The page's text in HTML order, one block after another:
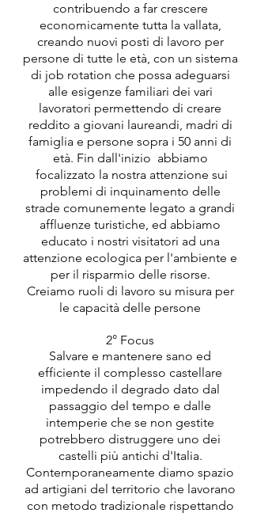
contribuendo a far crescere
economicamente tutta la vallata,
creando nuovi posti di lavoro per
persone di tutte le età, con un sistema
di job rotation che possa adeguarsi
alle esigenze familiari dei vari
lavoratori permettendo di creare
reddito a giovani laureandi, madri di
famiglia e persone sopra i 50 anni di
età. Fin dall'inizio abbiamo
focalizzato la nostra attenzione sui
problemi di inquinamento delle
strade comunemente legato a grandi
affluenze turistiche, ed abbiamo
educato i nostri visitatori ad una
attenzione ecologica per l'ambiente e
per il risparmio delle risorse.
Creiamo ruoli di lavoro su misura per
le capacità delle persone
2° Focus
Salvare e mantenere sano ed
efficiente il complesso castellare
impedendo il degrado dato dal
passaggio del tempo e dalle
intemperie che se non gestite
potrebbero distruggere uno dei
castelli più antichi d'Italia.
Contemporaneamente diamo spazio
ad artigiani del territorio che lavorano
con metodo tradizionale rispettando